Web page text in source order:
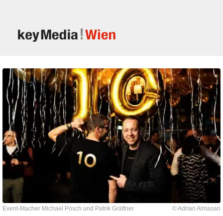
Event-Macher Michael Posch und Patrik Gräftner © Adrian Almasan